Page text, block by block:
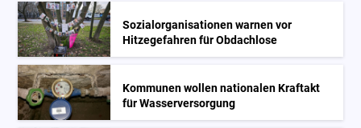
Sozialorganisationen warnen vor
Hitzegefahren für Obdachlose
Kommunen wollen nationalen Kraftakt
für Wasserversorgung